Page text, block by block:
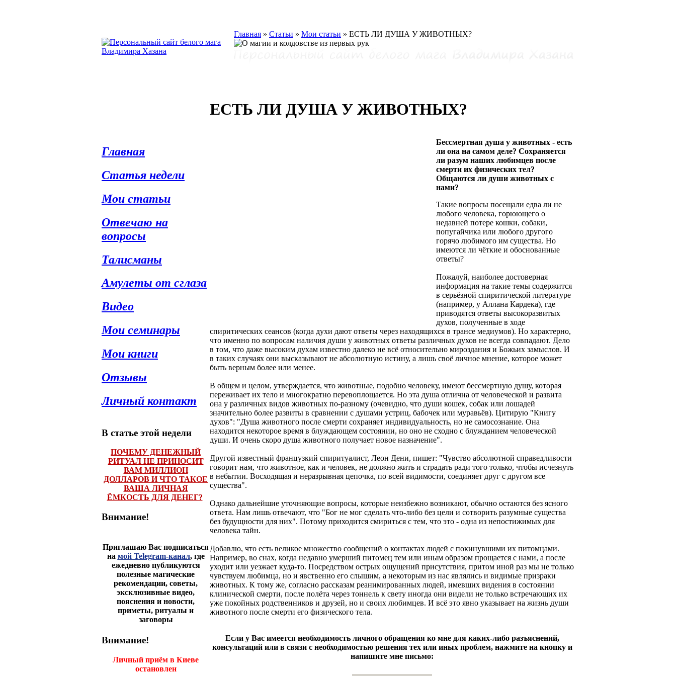
Главная » Статьи » Мои статьи » ЕСТЬ ЛИ ДУША У ЖИВОТНЫХ?
Главная
Статья недели
Мои статьи
Отвечаю на
вопросы
Талисманы
Амулеты от сглаза
Видео
Мои семинары
Мои книги
Отзывы
Личный контакт
В статье этой недели
ПОЧЕМУ ДЕНЕЖНЫЙ
РИТУАЛ НЕ ПРИНОСИТ
ВАМ МИЛЛИОН
ДОЛЛАРОВ И ЧТО ТАКОЕ
ВАША ЛИЧНАЯ
ЁМКОСТЬ ДЛЯ ДЕНЕГ?
Внимание!
Приглашаю Вас подписаться
на мой Telegram-канал, где
ежедневно публикуются
полезные магические
рекомендации, советы,
эксклюзивные видео,
пояснения и новости,
приметы, ритуалы и
заговоры
Внимание!
Личный приём в Киеве
остановлен
ЕСТЬ ЛИ ДУША У ЖИВОТНЫХ?
Бессмертная душа у животных - есть
ли она на самом деле? Сохраняется
ли разум наших любимцев после
смерти их физических тел?
Общаются ли души животных с
нами?
Такие вопросы посещали едва ли не
любого человека, горюющего о
недавней потере кошки, собаки,
попугайчика или любого другого
горячо любимого им существа. Но
имеются ли чёткие и обоснованные
ответы?
Пожалуй, наиболее достоверная
информация на такие темы содержится
в серьёзной спиритической литературе
(например, у Аллана Кардека), где
приводятся ответы высокоразвитых
духов, полученные в ходе
спиритических сеансов (когда духи дают ответы через находящихся в трансе медиумов). Но характерно,
что именно по вопросам наличия души у животных ответы различных духов не всегда совпадают. Дело
в том, что даже высоким духам известно далеко не всё относительно мироздания и Божьих замыслов. И
в таких случаях они высказывают не абсолютную истину, а лишь своё личное мнение, которое может
быть верным более или менее.
В общем и целом, утверждается, что животные, подобно человеку, имеют бессмертную душу, которая
переживает их тело и многократно перевоплощается. Но эта душа отлична от человеческой и развита
она у различных видов животных по-разному (очевидно, что души кошек, собак или лошадей
значительно более развиты в сравнении с душами устриц, бабочек или муравьёв). Цитирую "Книгу
духов": "Душа животного после смерти сохраняет индивидуальность, но не самосознание. Она
находится некоторое время в блуждающем состоянии, но оно не сходно с блужданием человеческой
души. И очень скоро душа животного получает новое назначение".
Другой известный французкий спиритуалист, Леон Дени, пишет: "Чувство абсолютной справедливости
говорит нам, что животное, как и человек, не должно жить и страдать ради того только, чтобы исчезнуть
в небытии. Восходящая и неразрывная цепочка, по всей видимости, соединяет друг с другом все
существа".
Однако дальнейшие уточняющие вопросы, которые неизбежно возникают, обычно остаются без ясного
ответа. Нам лишь отвечают, что "Бог не мог сделать что-либо без цели и сотворить разумные существа
без будущности для них". Потому приходится смириться с тем, что это - одна из непостижимых для
человека тайн.
Добавлю, что есть великое множество сообщений о контактах людей с покинувшими их питомцами.
Например, во снах, когда недавно умерший питомец тем или иным образом прощается с нами, а после
уходит или уезжает куда-то. Посредством острых ощущений присутствия, притом иной раз мы не только
чувствуем любимца, но и явственно его слышим, а некоторым из нас являлись и видимые призраки
животных. К тому же, согласно рассказам реанимированных людей, имевших видения в состоянии
клинической смерти, после полёта через тоннель к свету иногда они видели не только встречающих их
уже покойных родственников и друзей, но и своих любимцев. И всё это явно указывает на жизнь души
животного после смерти его физического тела.
Если у Вас имеется необходимость личного обращения ко мне для каких-либо разъяснений,
консультаций или в связи с необходимостью решения тех или иных проблем, нажмите на кнопку и
напишите мне письмо: